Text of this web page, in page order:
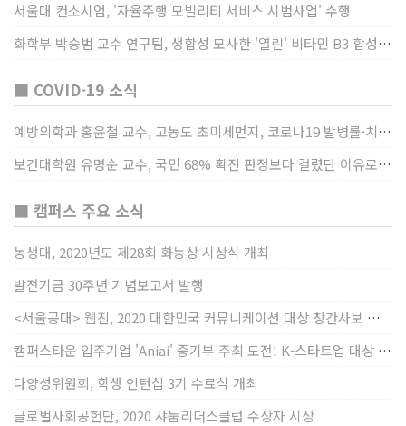
서울대 컨소시엄, '자율주행 모빌리티 서비스 시범사업' 수행
화학부 박승범 교수 연구팀, 생합성 모사한 '열린' 비타민 B3 합성법 개발
■ COVID-19 소식
예방의학과 홍윤철 교수, 고농도 초미세먼지, 코로나19 발병률·치명률 높인다
보건대학원 유명순 교수, 국민 68% 확진 판정보다 걸렸단 이유로 비난받는 걸 더 두려해
■ 캠퍼스 주요 소식
농생대, 2020년도 제28회 화농상 시상식 개최
발전기금 30주년 기념보고서 발행
<서울공대> 웹진, 2020 대한민국 커뮤니케이션 대상 창간사보 부문 최우수상 선정
캠퍼스타운 입주기업 'Aniai' 중기부 주최 도전! K-스타트업 대상 수상
다양성위원회, 학생 인턴십 3기 수료식 개최
글로벌사회공헌단, 2020 샤눔리더스클럽 수상자 시상